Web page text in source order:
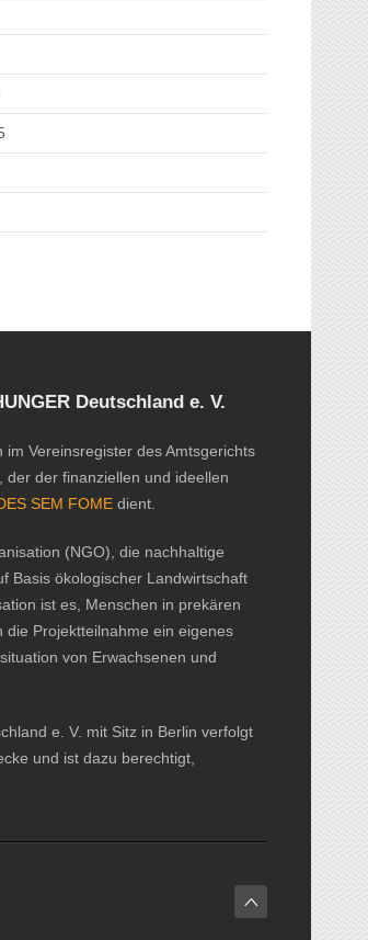
Deutschland e. V.
im Vereinsregister des Amtsgerichts
der finanziellen und ideellen
SEM FOME dient.
(NGO), die nachhaltige
Basis ökologischer Landwirtschaft
ist es, Menschen in prekären
Projektteilnahme ein eigenes
von Erwachsenen und
e. V. mit Sitz in Berlin verfolgt
und ist dazu berechtigt,